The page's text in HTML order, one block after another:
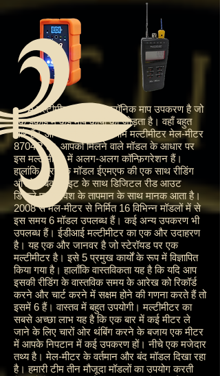
A मल्टीमीटर एक इलेक्ट्रॉनिक माप उपकरण है जो
एक इकाई में कई माप कार्यों को जोड़ता है। वहाँ बहुत
सारे हैं। आज क्षेत्र में सबसे आम मल्टीमीटर मेल-मीटर
8704R है। आपको मिलने वाले मॉडल के आधार पर
इस मल्टीमीटर में अलग-अलग कॉन्फ़िगरेशन हैं।
हालांकि, प्रत्येक मॉडल ईएमएफ की एक साथ रीडिंग
और रेड बैक लाइट के साथ डिजिटल रीड आउट
डिस्प्ले पर परिवेश के तापमान के साथ मानक आता है।
2008 से मेल-मीटर से निर्मित 16 विभिन्न मॉडलों में से
इस समय 6 मॉडल उपलब्ध हैं। कई अन्य उपकरण भी
उपलब्ध हैं। ईडीआई मल्टीमीटर का एक और उदाहरण
है। यह एक और जानवर है जो स्टेरॉयड पर एक
मल्टीमीटर है। इसे 5 प्रमुख कार्यों के रूप में विज्ञापित
किया गया है। हालाँकि वास्तविकता यह है कि यदि आप
इसकी रीडिंग के वास्तविक समय के आरेख को रिकॉर्ड
करने और चार्ट करने में सक्षम होने की गणना करते हैं तो
इसमें 6 हैं। वास्तव में बहुत उपयोगी। मल्टीमीटर का
सबसे अच्छा लाभ यह है कि एक बार में कई मीटर ले
जाने के लिए चारों ओर थंबिंग करने के बजाय एक मीटर
में आपके निपटान में कई उपकरण हों। नीचे एक मजेदार
तथ्य है। मेल-मीटर के वर्तमान और बंद मॉडल दिखा रहा
है। हमारी टीम तीन मौजूदा मॉडलों का उपयोग करती